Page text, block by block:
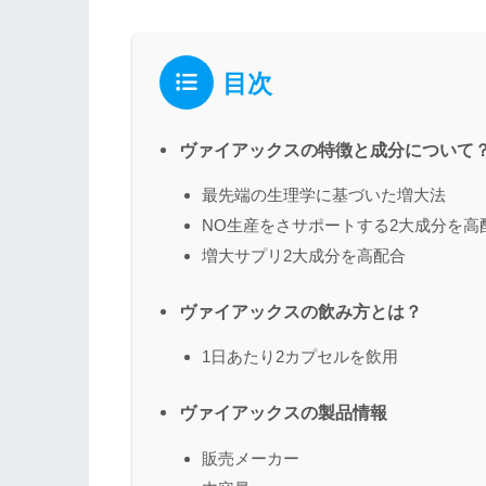
目次
ヴァイアックスの特徴と成分について
最先端の生理学に基づいた増大法
NO生産をさサポートする2大成分を高
増大サプリ2大成分を高配合
ヴァイアックスの飲み方とは？
1日あたり2カプセルを飲用
ヴァイアックスの製品情報
販売メーカー